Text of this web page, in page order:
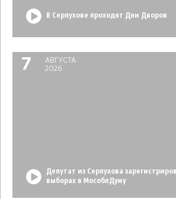
В Серпухове проходят Дни Дворов
7
АВГУСТА
2026
Депутат из Серпухова
выборах в МособлДуму